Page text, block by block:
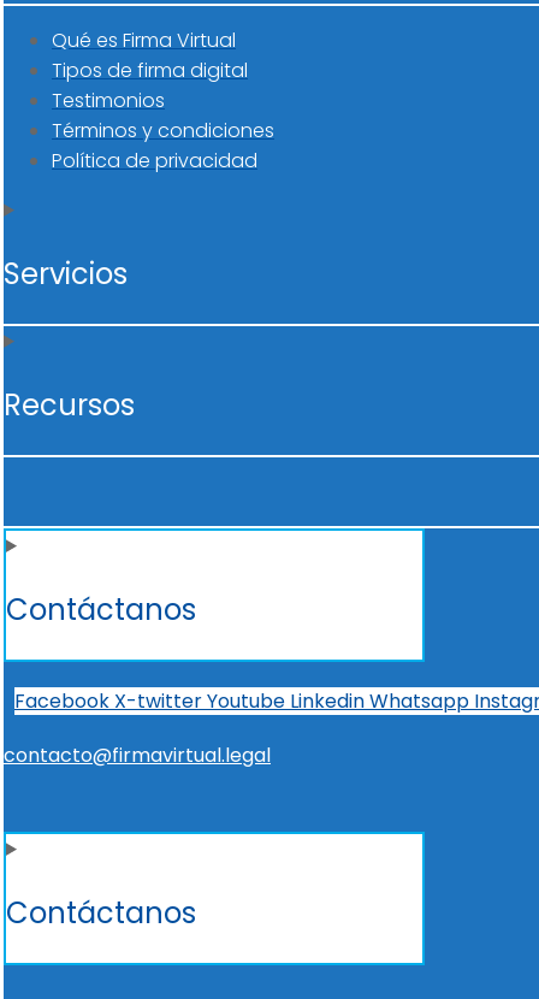
Qué es Firma Virtual
Tipos de firma digital
Testimonios
Términos y condiciones
Política de privacidad
Servicios
Recursos
Contáctanos
Facebook X-twitterYoutube LinkedinWhatsapp
contacto@firmavirtual.legal
Contáctanos